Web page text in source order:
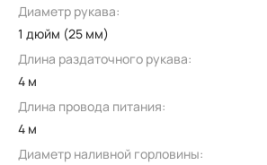
Диаметр рукава:
1 дюйм (25 мм)
Длина раздаточного рукава:
4 м
Длина провода питания:
4 м
Диаметр наливной горловины: